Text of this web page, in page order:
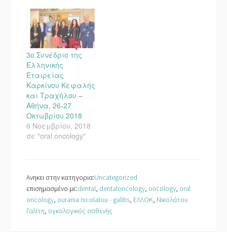
3ο Συνέδριο της
Ελληνικής
Εταιρείας
Καρκίνου Κεφαλής
και Τραχήλου –
Αθήνα, 26-27
Οκτωβρίου 2018
6 Νοεμβρίου, 2018
σε "oral oncology"
Ανηκει στην κατηγορια:Uncategorized
επισημασμένο με:dental, dentaloncology, oncology, oral
oncology, ourania nicolatou - galitis, ΕΛΛΟΚ, Νικολάτου
Γαλίτη, ογκολογικός ασθενής